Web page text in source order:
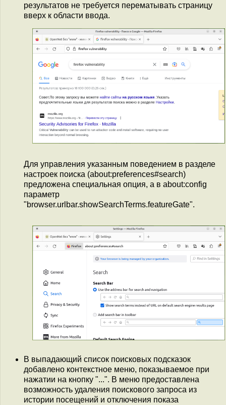
результатов не требуется перематывать страницу
вверх к области ввода.
Для управления указанным поведением в разделе
настроек поиска (about:preferences#search)
предложена специальная опция, а в about:config
параметр
"browser.urlbar.showSearchTerms.featureGate".
В выпадающий список поисковых подсказок
добавлено контекстное меню, показываемое при
нажатии на кнопку "...". В меню предоставлена
возможность удаления поискового запроса из
истории посещений и отключения показа